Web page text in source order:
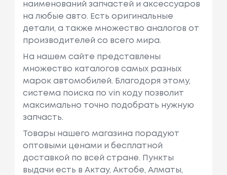
наименований запчастей и аксессуаров
на любые авто. Есть оригинальные
детали, а также множество аналогов от
производителей со всего мира.
На нашем сайте представлены
множество каталогов самых разных
марок автомобилей. Благодоря этому,
система поиска по vin коду позволит
максимально точно подобрать нужную
запчасть.
Товары нашего магазина порадуют
оптовыми ценами и бесплатной
доставкой по всей стране. Пункты
выдачи есть в Актау, Актобе, Алматы,